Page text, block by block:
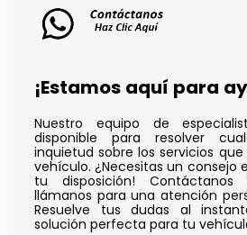
¡Estamos aquí para
Nuestro equipo de
disponible para resolver
inquietud sobre los servicios
vehículo. ¿Necesitas un consejo
tu disposición!
llámanos para una atención
Resuelve tus dudas al
solución perfecta para tu